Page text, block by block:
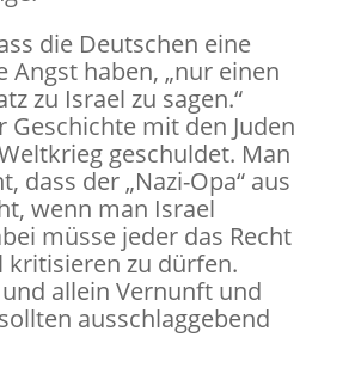
die Deutschen eine
Angst haben, „nur einen
zu Israel zu sagen.“
Geschichte mit den Juden
geschuldet. Man
dass der „Nazi-Opa“ aus
wenn man Israel
müsse jeder das Recht
kritisieren zu dürfen.
allein Vernunft und
ausschlaggebend